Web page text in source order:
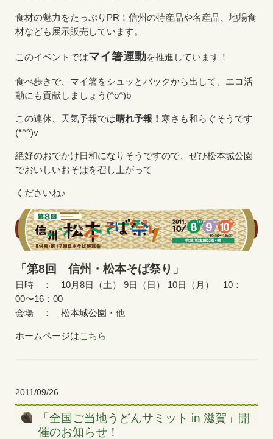
食材の魅力をたっぷりPR！信州の特産品や名産品、地場食
材なども展示販売しています。
このイベントではマイ箸運動を推進しています！
食べ歩きで、マイ箸をシュッとバックから出して、エコ活
動にも貢献しましょう(^o^)b
この連休、天気予報では晴れ予報！ 寒さも和らぐそうです
(*^^)v
絶好のおでかけ日和になりそうですので、ぜひ松本城公園
でおいしいおそばを召し上がって
くださいね♪
「第8回 信州・松本そば祭り」
日時 ： 10月8日（土） 9日（日） 10日（月） 10：
00〜16：00
会場 ： 松本城公園・他
ホームページはこちら
2011/09/26
「全国ご当地うどんサミット in 滋賀」開
催のお知らせ！